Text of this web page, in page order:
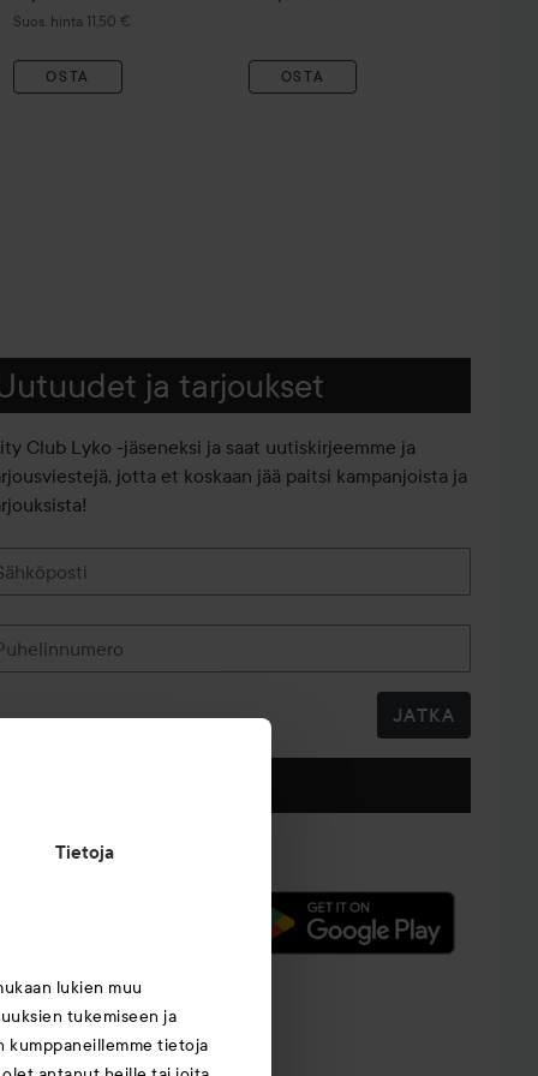
Tietoja
lukien muu
tukemiseen ja
kumppaneillemme tietoja
Suos. hinta 11,50 €
Suositeltu hinta 11,50 €
OSTA OSTA
ja tarjoukset
Club Lyko -jäseneksi ja saat uutiskirjeemme ja
jotta et koskaan jää paitsi kampanjoista ja
JATKA